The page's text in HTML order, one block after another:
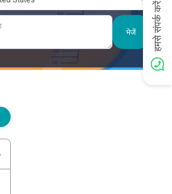
भेजें हमसे संपर्क करें